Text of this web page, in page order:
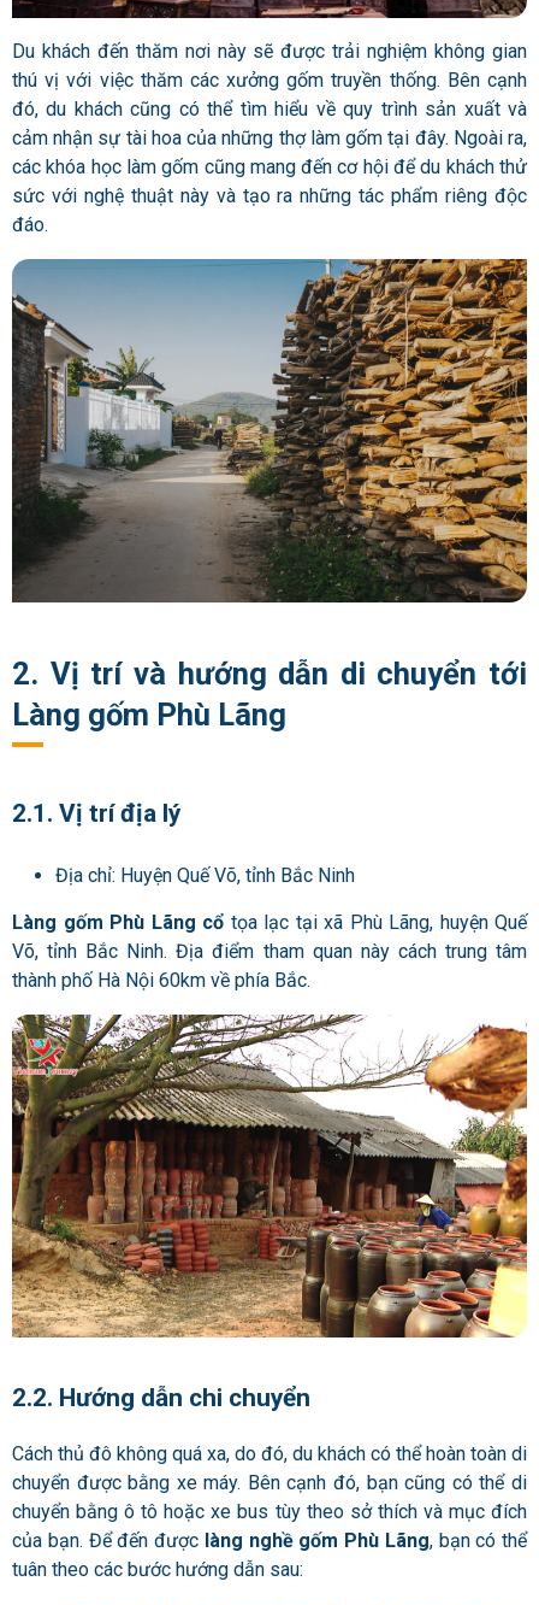
Du khách đến thăm nơi này sẽ được trải nghiệm không gian
thú vị với việc thăm các xưởng gốm truyền thống. Bên cạnh
đó, du khách cũng có thể tìm hiểu về quy trình sản xuất và
cảm nhận sự tài hoa của những thợ làm gốm tại đây. Ngoài ra,
các khóa học làm gốm cũng mang đến cơ hội để du khách thử
sức với nghệ thuật này và tạo ra những tác phẩm riêng độc
đáo.
2. Vị trí và hướng dẫn di chuyển tới
Làng gốm Phù Lãng
2.1. Vị trí địa lý
Địa chỉ: Huyện Quế Võ, tỉnh Bắc Ninh
Làng gốm Phù Lãng cổ tọa lạc tại xã Phù Lãng, huyện Quế
Võ, tỉnh Bắc Ninh. Địa điểm tham quan này cách trung tâm
thành phố Hà Nội 60km về phía Bắc.
2.2. Hướng dẫn chi chuyển
Cách thủ đô không quá xa, do đó, du khách có thể hoàn toàn di
chuyển được bằng xe máy. Bên cạnh đó, bạn cũng có thể di
chuyển bằng ô tô hoặc xe bus tùy theo sở thích và mục đích
của bạn. Để đến được làng nghề gốm Phù Lãng, bạn có thể
tuân theo các bước hướng dẫn sau: